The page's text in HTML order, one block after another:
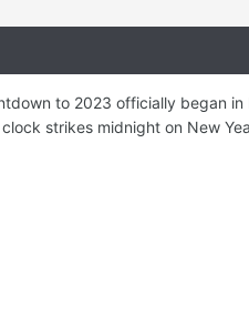
to 2023 officially began in
strikes midnight on New